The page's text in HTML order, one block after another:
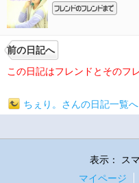
前の日記へ
この日記はフレンドとそのフ
ちぇり。さんの日記一覧へ
表示： ス
マイページ